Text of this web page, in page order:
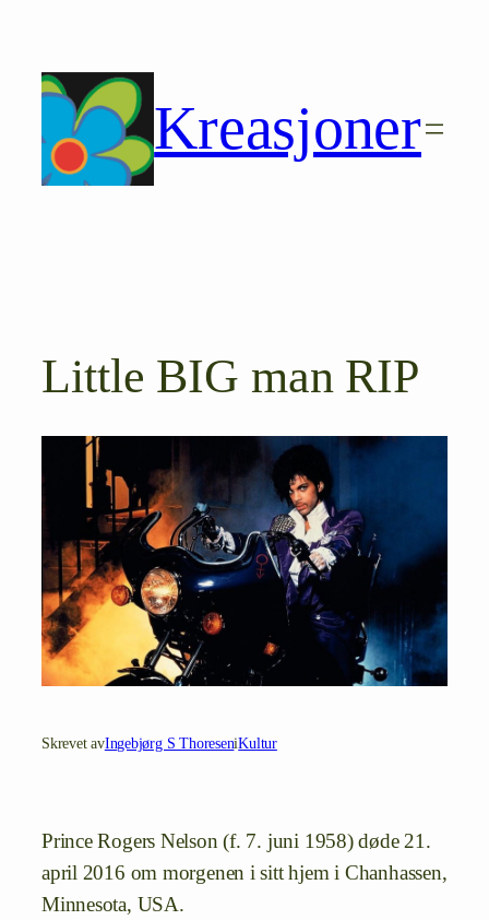
innhold
Kreasjoner
Little BIG man RIP
Skrevet avIngebjørg S ThoreseniKultur
Prince Rogers Nelson (f. 7. juni 1958) døde 21.
april 2016 om morgenen i sitt hjem i Chanhassen,
Minnesota, USA.